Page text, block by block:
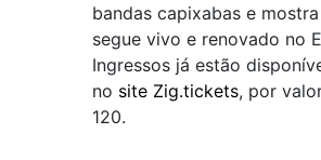
bandas capixabas e
segue vivo e renovado no
Ingressos já estão
no site Zig.tickets, por
120.